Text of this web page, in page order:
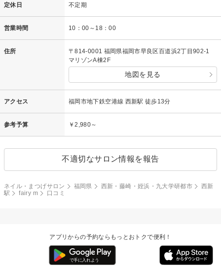
定休日 不定期
営業時間 10：00～18：00
住所
〒814-0001 福岡県福岡市早良区百道浜2丁目902-1
マリゾンA棟2F
地図を見る
アクセス 福岡市地下鉄空港線 西新駅 徒歩13分
参考予算 ￥2,980～
不適切なサロン情報を報告
ネイル・まつげサロン 福岡県 西新・藤崎・姪浜・九大学研都市
西新
駅
fairy m 口コミ
アプリからの予約ならもっとおトクで便利！